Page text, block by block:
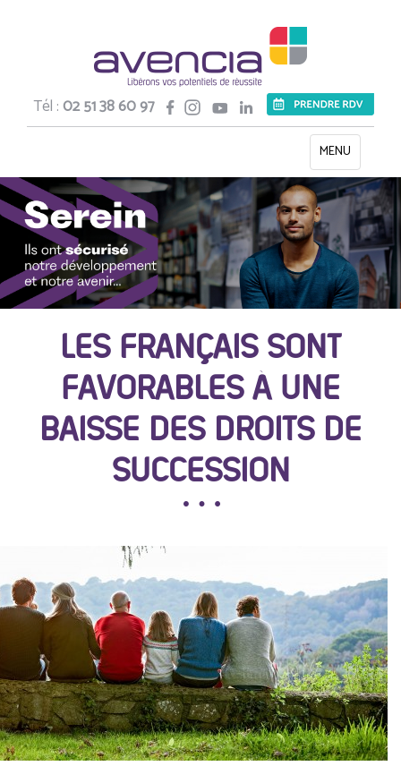
Tél :02 51 38 60 97
Toggle
navigation
MENU
LES FRANÇAIS SONT
FAVORABLES À UNE
BAISSE DES DROITS DE
SUCCESSION